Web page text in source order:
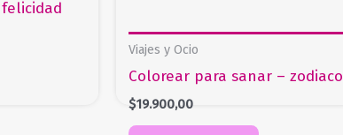
Viajes y Ocio
Colorear para sanar – zodiaco
$19.900,00